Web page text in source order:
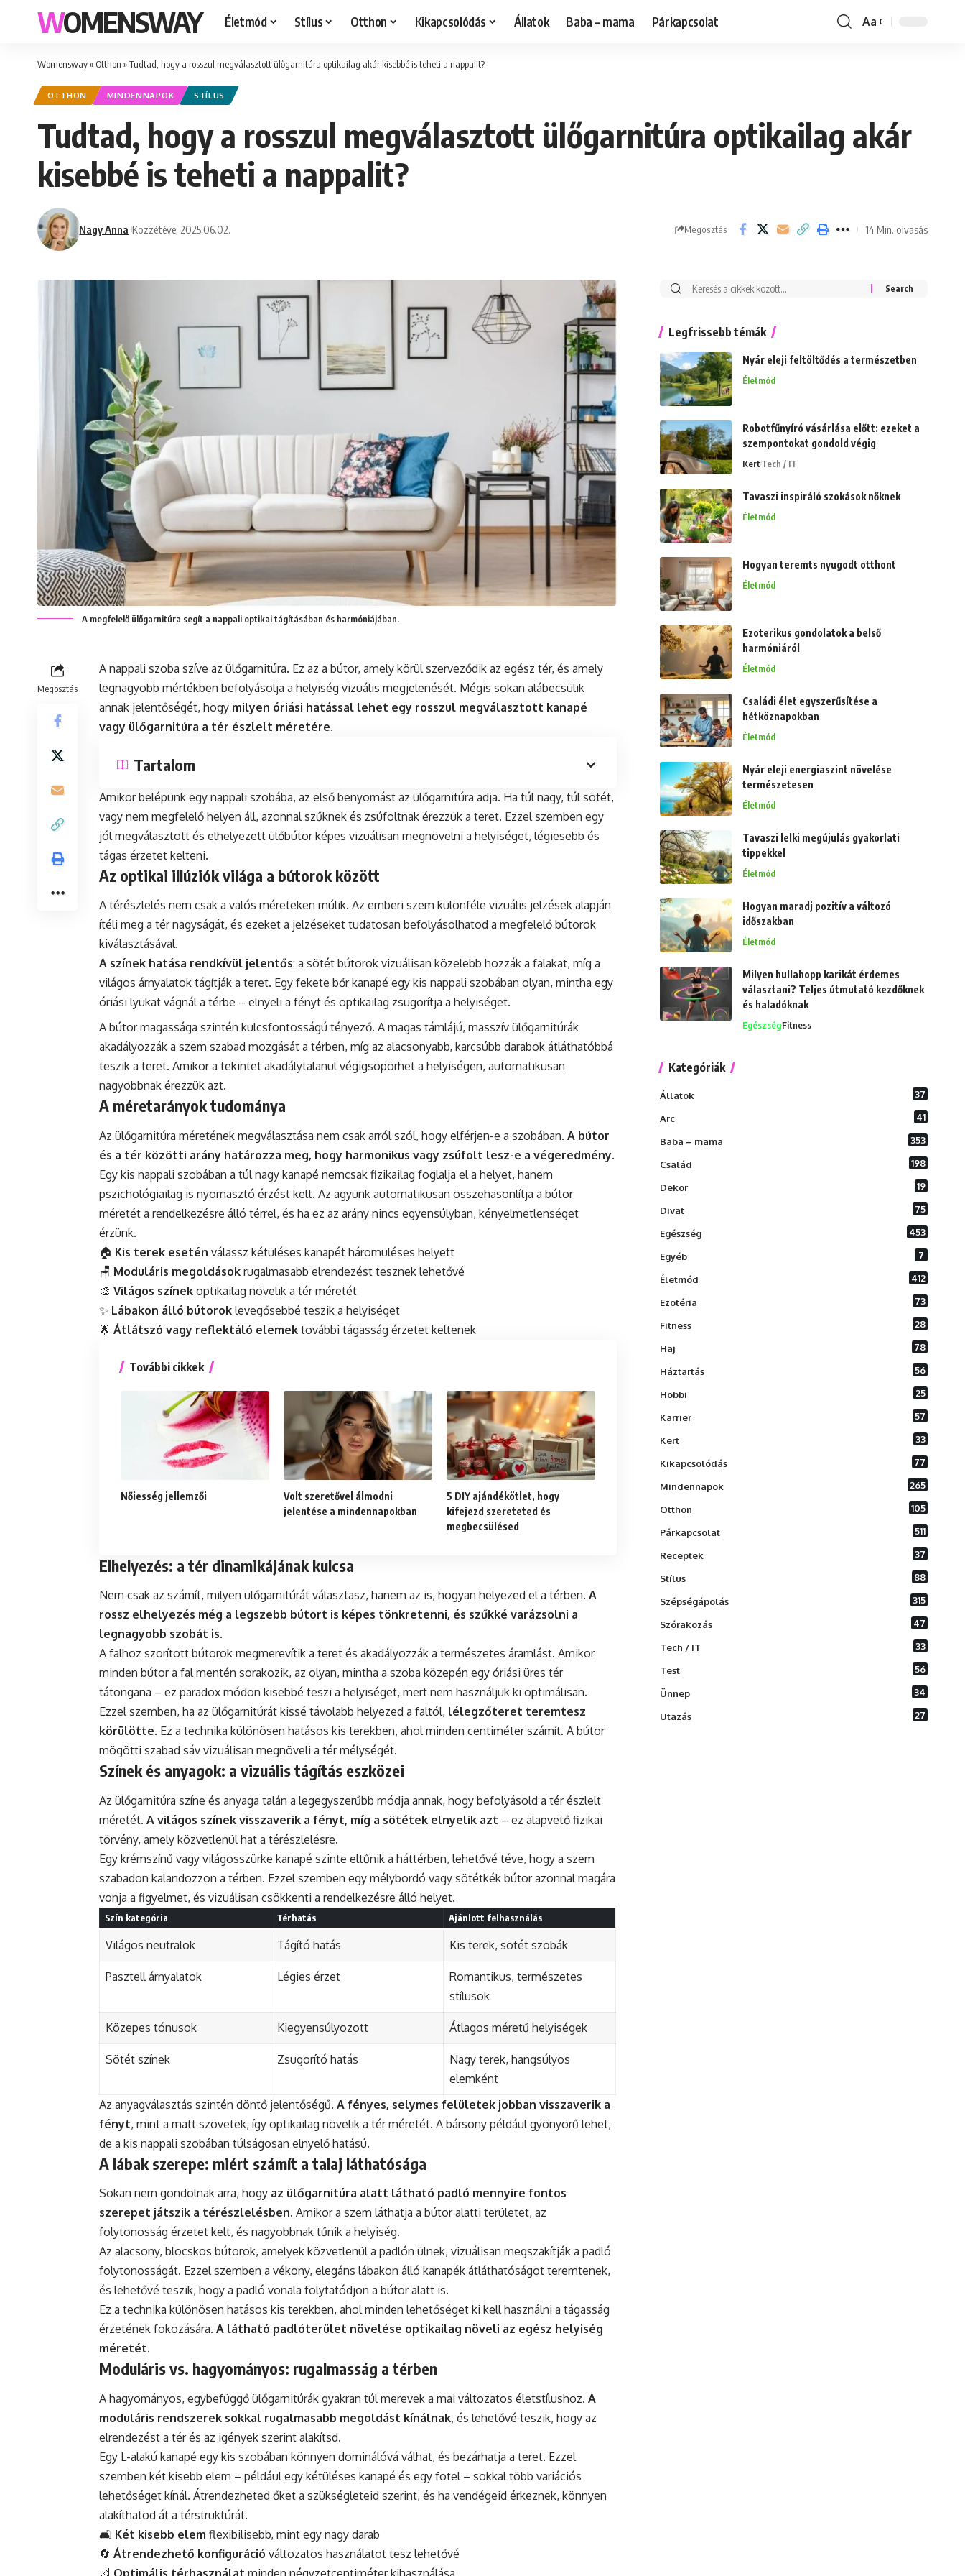
WOMENSWAY Életmód Stílus Otthon Kikapcsolódás Állatok Baba – mama Párkapcsolat
Font
Aa
Womensway» Otthon »Tudtad, hogy a rosszul megválasztott ülőgarnitúra optikailag akár kisebbé is teheti a nappalit?
OTTHON MINDENNAPOK STÍLUS
Tudtad, hogy a rosszul megválasztott ülőgarnitúra optikailag akár
kisebbé is teheti a nappalit?
Nagy Anna Közzétéve: 2025.06.02. Megosztás 14 Min. olvasás
A megfelelő ülőgarnitúra segít a nappali optikai tágításában és harmóniájában.
Megosztás
A nappali szoba szíve az ülőgarnitúra. Ez az a bútor, amely körül szerveződik az egész tér, és amely
legnagyobb mértékben befolyásolja a helyiség vizuális megjelenését. Mégis sokan alábecsülik
annak jelentőségét, hogy milyen óriási hatással lehet egy rosszul megválasztott kanapé
vagy ülőgarnitúra a tér észlelt méretére.
Tartalom
Amikor belépünk egy nappali szobába, az első benyomást az ülőgarnitúra adja. Ha túl nagy, túl sötét,
vagy nem megfelelő helyen áll, azonnal szűknek és zsúfoltnak érezzük a teret. Ezzel szemben egy
jól megválasztott és elhelyezett ülőbútor képes vizuálisan megnövelni a helyiséget, légiesebb és
tágas érzetet kelteni.
Az optikai illúziók világa a bútorok között
A térészlelés nem csak a valós méreteken múlik. Az emberi szem különféle vizuális jelzések alapján
ítéli meg a tér nagyságát, és ezeket a jelzéseket tudatosan befolyásolhatod a megfelelő bútorok
kiválasztásával.
A színek hatása rendkívül jelentős: a sötét bútorok vizuálisan közelebb hozzák a falakat, míg a
világos árnyalatok tágítják a teret. Egy fekete bőrkanapé egy kis nappali szobában olyan, mintha egy
óriási lyukat vágnál a térbe – elnyeli a fényt és optikailag zsugorítja a helyiséget.
A bútor magassága szintén kulcsfontosságú tényező. A magas támlájú, masszív ülőgarnitúrák
akadályozzák a szem szabad mozgását a térben, míg az alacsonyabb, karcsúbb darabok átláthatóbbá
teszik a teret. Amikor a tekintet akadálytalanul végigsöpörhet a helyiségen, automatikusan
nagyobbnak érezzük azt.
A méretarányok tudománya
Az ülőgarnitúra méretének megválasztása nem csak arról szól, hogy elférjen-e a szobában. A bútor
és a tér közötti arány határozza meg, hogy harmonikus vagy zsúfolt lesz-e a végeredmény.
Egy kis nappali szobában a túl nagy kanapé nemcsak fizikailag foglalja el a helyet, hanem
pszichológiailag is nyomasztó érzést kelt. Az agyunk automatikusan összehasonlítja a bútor
méretét a rendelkezésre álló térrel, és ha ez az arány nincs egyensúlyban, kényelmetlenséget
érzünk.
🏠 Kis terek esetén válassz kétüléses kanapét háromüléses helyett
🪑 Moduláris megoldások rugalmasabb elrendezést tesznek lehetővé
🎨 Világos színek optikailag növelik a tér méretét
✨ Lábakon álló bútorok levegősebbé teszik a helyiséget
🌟 Átlátszó vagy reflektáló elemek további tágasság érzetet keltenek
További cikkek
Nőiesség jellemzői
Volt szeretővel álmodni
jelentése a mindennapokban
5 DIY ajándékötlet, hogy
kifejezd szereteted és
megbecsülésed
Elhelyezés: a tér dinamikájának kulcsa
Nem csak az számít, milyen ülőgarnitúrát választasz, hanem az is, hogyan helyezed el a térben. A
rossz elhelyezés még a legszebb bútort is képes tönkretenni, és szűkké varázsolni a
legnagyobb szobát is.
A falhoz szorított bútorok megmerevítik a teret és akadályozzák a természetes áramlást. Amikor
minden bútor a fal mentén sorakozik, az olyan, mintha a szoba közepén egy óriási üres tér
tátongana – ez paradox módon kisebbé teszi a helyiséget, mert nem használjuk ki optimálisan.
Ezzel szemben, ha az ülőgarnitúrát kissé távolabb helyezed a faltól, lélegzőteret teremtesz
körülötte. Ez a technika különösen hatásos kis terekben, ahol minden centiméter számít. A bútor
mögötti szabad sáv vizuálisan megnöveli a tér mélységét.
Színek és anyagok: a vizuális tágítás eszközei
Az ülőgarnitúra színe és anyaga talán a legegyszerűbb módja annak, hogy befolyásold a tér észlelt
méretét. A világos színek visszaverik a fényt, míg a sötétek elnyelik azt – ez alapvető fizikai
törvény, amely közvetlenül hat a térészlelésre.
Egy krémszínű vagy világosszürke kanapé szinte eltűnik a háttérben, lehetővé téve, hogy a szem
szabadon kalandozzon a térben. Ezzel szemben egy mélybordó vagy sötétkék bútor azonnal magára
vonja a figyelmet, és vizuálisan csökkenti a rendelkezésre álló helyet.
Szín kategória Térhatás Ajánlott felhasználás
Világos neutralok Tágító hatás Kis terek, sötét szobák
Pasztell árnyalatok Légies érzet
Romantikus, természetes
stílusok
Közepes tónusok Kiegyensúlyozott Átlagos méretű helyiségek
Sötét színek Zsugorító hatás
Nagy terek, hangsúlyos
elemként
Az anyagválasztás szintén döntő jelentőségű. A fényes, selymes felületek jobban visszaverik a
fényt, mint a matt szövetek, így optikailag növelik a tér méretét. A bársony például gyönyörű lehet,
de a kis nappali szobában túlságosan elnyelő hatású.
A lábak szerepe: miért számít a talaj láthatósága
Sokan nem gondolnak arra, hogy az ülőgarnitúra alatt látható padló mennyire fontos
szerepet játszik a térészlelésben. Amikor a szem láthatja a bútor alatti területet, az
folytonosság érzetet kelt, és nagyobbnak tűnik a helyiség.
Az alacsony, blocskos bútorok, amelyek közvetlenül a padlón ülnek, vizuálisan megszakítják a padló
folytonosságát. Ezzel szemben a vékony, elegáns lábakon álló kanapék átláthatóságot teremtenek,
és lehetővé teszik, hogy a padló vonala folytatódjon a bútor alatt is.
Ez a technika különösen hatásos kis terekben, ahol minden lehetőséget ki kell használni a tágasság
érzetének fokozására. A látható padlóterület növelése optikailag növeli az egész helyiség
méretét.
Moduláris vs. hagyományos: rugalmasság a térben
A hagyományos, egybefüggő ülőgarnitúrák gyakran túl merevek a mai változatos életstílushoz. A
moduláris rendszerek sokkal rugalmasabb megoldást kínálnak, és lehetővé teszik, hogy az
elrendezést a tér és az igények szerint alakítsd.
Egy L-alakú kanapé egy kis szobában könnyen dominálóvá válhat, és bezárhatja a teret. Ezzel
szemben két kisebb elem – például egy kétüléses kanapé és egy fotel – sokkal több variációs
lehetőséget kínál. Átrendezheted őket a szükségleteid szerint, és ha vendégeid érkeznek, könnyen
alakíthatod át a térstruktúrát.
🛋️ Két kisebb elem flexibilisebb, mint egy nagy darab
🔄 Átrendezhető konfiguráció változatos használatot tesz lehetővé
📐 Optimális térhasználat minden négyzetcentiméter kihasználása
Keresés:
Legfrissebb témák
Nyár eleji feltöltődés a természetben
Életmód
Robotfűnyíró vásárlása előtt: ezeket a
szempontokat gondold végig
KertTech / IT
Tavaszi inspiráló szokások nőknek
Életmód
Hogyan teremts nyugodt otthont
Életmód
Ezoterikus gondolatok a belső
harmóniáról
Életmód
Családi élet egyszerűsítése a
hétköznapokban
Életmód
Nyár eleji energiaszint növelése
természetesen
Életmód
Tavaszi lelki megújulás gyakorlati
tippekkel
Életmód
Hogyan maradj pozitív a változó
időszakban
Életmód
Milyen hullahopp karikát érdemes
választani? Teljes útmutató kezdőknek
és haladóknak
EgészségFitness
Kategóriák
Állatok 37
Arc 41
Baba – mama 353
Család 198
Dekor 19
Divat 75
Egészség 453
Egyéb 7
Életmód 412
Ezotéria 73
Fitness 28
Haj 78
Háztartás 56
Hobbi 25
Karrier 57
Kert 33
Kikapcsolódás 77
Mindennapok 265
Otthon 105
Párkapcsolat 511
Receptek 37
Stílus 88
Szépségápolás 315
Szórakozás 47
Tech / IT 33
Test 56
Ünnep 34
Utazás 27